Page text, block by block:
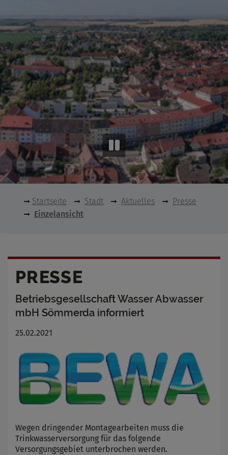
Startseite Stadt Aktuelles
Presse
Einzelansicht
PRESSE
Betriebsgesellschaft Wasser Abwasser
mbH Sömmerda informiert
25.02.2021
Wegen dringender Montagearbeiten muss die
Trinkwasserversorgung für das folgende
Versorgungsgebiet unterbrochen werden.